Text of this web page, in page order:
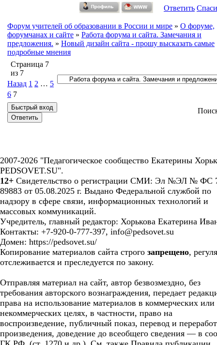
Ответить
Форум учителей об образовании в России и мире » О форуме,
форумчанах и сайте » Работа форума и сайта. Замечания и
предложения. » Новый дизайн сайта - прошу высказать самые
подробные мнения
Страница 7
из 7
Назад 1 2 … 5
6 7
2007-2026 "Педагогическое сообщество Екатерины
PEDSOVET.SU".
12+ Свидетельство о регистрации СМИ: Эл №ЭЛ № ФС
89883 от 05.08.2025 г. Выдано Федеральной службой по
надзору в сфере связи, информационных технологий и
массовых коммуникаций.
Учредитель, главный редактор: Хорькова Екатерина
Контакты: +7-920-0-777-397, info@pedsovet.su
Домен: https://pedsovet.su/
Копирование материалов сайта строго запрещено,
отслеживается и преследуется по закону.
Отправляя материал на сайт, автор безвозмездно, без
требования авторского вознаграждения, передает
права на использование материалов в коммерческих или
некоммерческих целях, в частности, право на
воспроизведение, публичный показ, перевод и
произведения, доведение до всеобщего сведения — в